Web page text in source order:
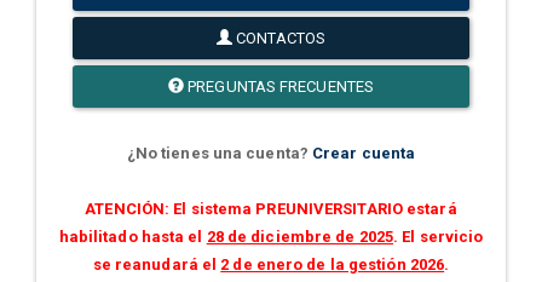
CONTACTOS
PREGUNTAS FRECUENTES
¿No tienes una cuenta? Crear cuenta
ATENCIÓN: El sistema PREUNIVERSITARIO estará
habilitado hasta el 28 de diciembre de 2025. El servicio
se reanudará el 2 de enero de la gestión 2026.